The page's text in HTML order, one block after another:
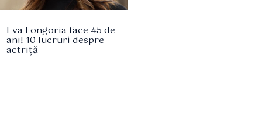
Eva Longoria face 45 de
ani! 10 lucruri despre
actriță